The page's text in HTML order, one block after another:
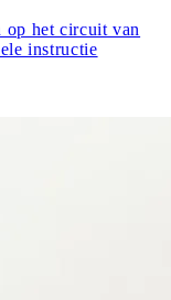
het circuit van
instructie